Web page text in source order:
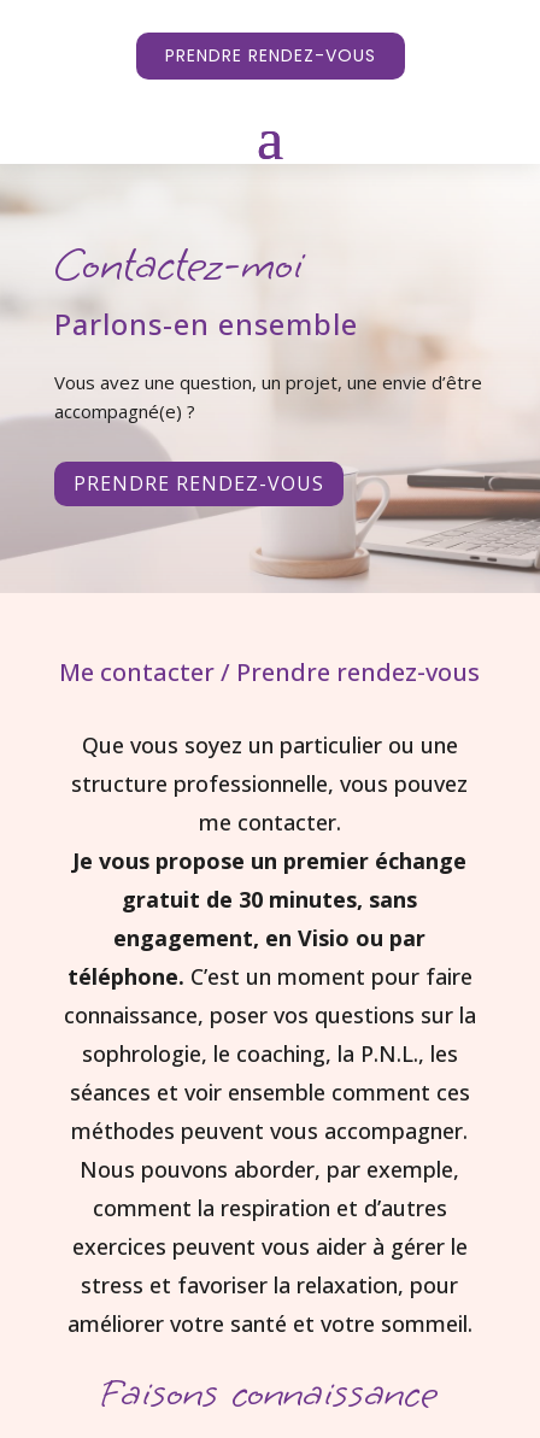
PRENDRE RENDEZ-VOUS
Contactez-moi
Parlons-en ensemble
Vous avez une question, un projet, une envie d’être
accompagné(e) ?
PRENDRE RENDEZ-VOUS
Me contacter / Prendre rendez-vous
Que vous soyez un particulier ou une
structure professionnelle, vous pouvez
me contacter.
Je vous propose un premier échange
gratuit de 30 minutes, sans
engagement, en Visio ou par
téléphone. C’est un moment pour faire
connaissance, poser vos questions sur la
sophrologie, le coaching, la P.N.L., les
séances et voir ensemble comment ces
méthodes peuvent vous accompagner.
Nous pouvons aborder, par exemple,
comment la respiration et d’autres
exercices peuvent vous aider à gérer le
stress et favoriser la relaxation, pour
améliorer votre santé et votre sommeil.
Faisons connaissance